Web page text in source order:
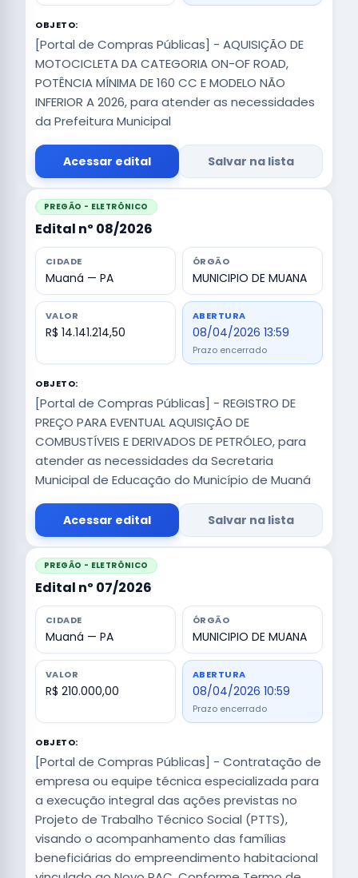
OBJETO:
[Portal de Compras Públicas] - AQUISIÇÃO DE
MOTOCICLETA DA CATEGORIA ON-OF ROAD,
POTÊNCIA MÍNIMA DE 160 CC E MODELO NÃO
INFERIOR A 2026, para atender as necessidades
da Prefeitura Municipal
Acessar edital Salvar na lista
PREGÃO - ELETRÔNICO
Edital nº 08/2026
CIDADE
Muaná — PA
ÓRGÃO
MUNICIPIO DE MUANA
VALOR
R$ 14.141.214,50
ABERTURA
08/04/2026 13:59
Prazo encerrado
OBJETO:
[Portal de Compras Públicas] - REGISTRO DE
PREÇO PARA EVENTUAL AQUISIÇÃO DE
COMBUSTÍVEIS E DERIVADOS DE PETRÓLEO, para
atender as necessidades da Secretaria
Municipal de Educação do Município de Muaná
Acessar edital Salvar na lista
PREGÃO - ELETRÔNICO
Edital nº 07/2026
CIDADE
Muaná — PA
ÓRGÃO
MUNICIPIO DE MUANA
VALOR
R$ 210.000,00
ABERTURA
08/04/2026 10:59
Prazo encerrado
OBJETO:
[Portal de Compras Públicas] - Contratação de
empresa ou equipe técnica especializada para
a execução integral das ações previstas no
Projeto de Trabalho Técnico Social (PTTS),
visando o acompanhamento das famílias
beneficiárias do empreendimento habitacional